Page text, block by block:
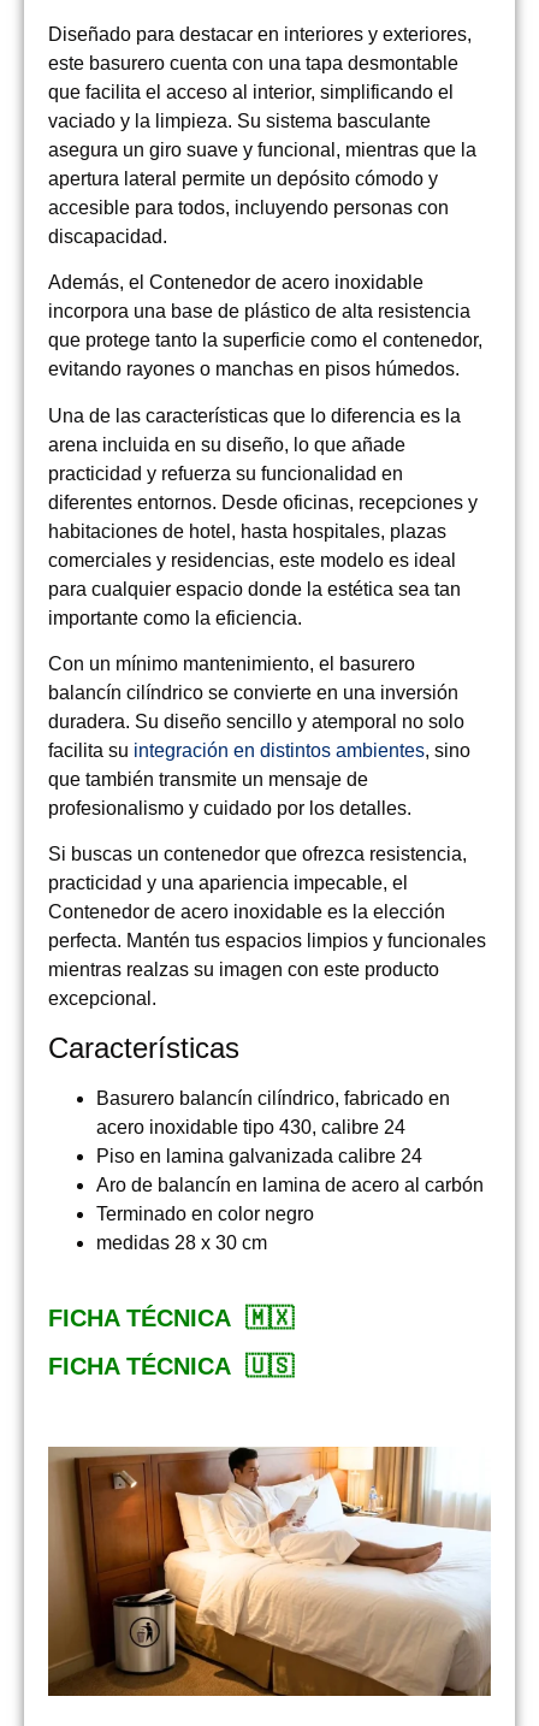
Diseñado para destacar en interiores y exteriores,
este basurero cuenta con una tapa desmontable
que facilita el acceso al interior, simplificando el
vaciado y la limpieza. Su sistema basculante
asegura un giro suave y funcional, mientras que la
apertura lateral permite un depósito cómodo y
accesible para todos, incluyendo personas con
discapacidad.
Además, el Contenedor de acero inoxidable
incorpora una base de plástico de alta resistencia
que protege tanto la superficie como el contenedor,
evitando rayones o manchas en pisos húmedos.
Una de las características que lo diferencia es la
arena incluida en su diseño, lo que añade
practicidad y refuerza su funcionalidad en
diferentes entornos. Desde oficinas, recepciones y
habitaciones de hotel, hasta hospitales, plazas
comerciales y residencias, este modelo es ideal
para cualquier espacio donde la estética sea tan
importante como la eficiencia.
Con un mínimo mantenimiento, el basurero
balancín cilíndrico se convierte en una inversión
duradera. Su diseño sencillo y atemporal no solo
facilita su integración en distintos ambientes, sino
que también transmite un mensaje de
profesionalismo y cuidado por los detalles.
Si buscas un contenedor que ofrezca resistencia,
practicidad y una apariencia impecable, el
Contenedor de acero inoxidable es la elección
perfecta. Mantén tus espacios limpios y funcionales
mientras realzas su imagen con este producto
excepcional.
Características
Basurero balancín cilíndrico, fabricado en
acero inoxidable tipo 430, calibre 24
Piso en lamina galvanizada calibre 24
Aro de balancín en lamina de acero al carbón
Terminado en color negro
medidas 28 x 30 cm
FICHA TÉCNICA 🇲🇽
FICHA TÉCNICA 🇺🇸